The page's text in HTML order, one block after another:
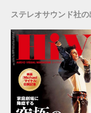
ステレオサウンド社